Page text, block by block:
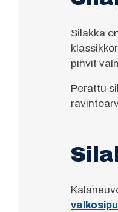
Silakka
pihvit
Perattu